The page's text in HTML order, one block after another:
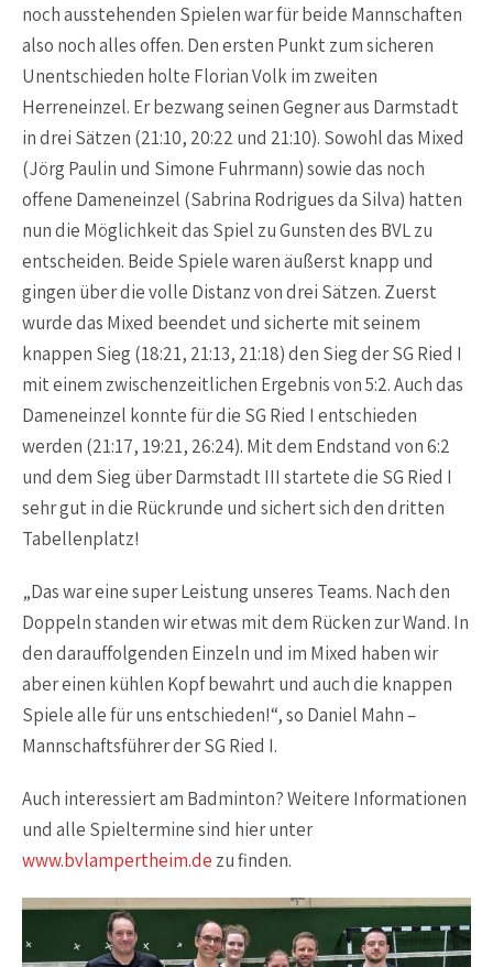
noch ausstehenden Spielen war für beide Mannschaften
also noch alles offen. Den ersten Punkt zum sicheren
Unentschieden holte Florian Volk im zweiten
Herreneinzel. Er bezwang seinen Gegner aus Darmstadt
in drei Sätzen (21:10, 20:22 und 21:10). Sowohl das Mixed
(Jörg Paulin und Simone Fuhrmann) sowie das noch
offene Dameneinzel (Sabrina Rodrigues da Silva) hatten
nun die Möglichkeit das Spiel zu Gunsten des BVL zu
entscheiden. Beide Spiele waren äußerst knapp und
gingen über die volle Distanz von drei Sätzen. Zuerst
wurde das Mixed beendet und sicherte mit seinem
knappen Sieg (18:21, 21:13, 21:18) den Sieg der SG Ried I
mit einem zwischenzeitlichen Ergebnis von 5:2. Auch das
Dameneinzel konnte für die SG Ried I entschieden
werden (21:17, 19:21, 26:24). Mit dem Endstand von 6:2
und dem Sieg über Darmstadt III startete die SG Ried I
sehr gut in die Rückrunde und sichert sich den dritten
Tabellenplatz!
„Das war eine super Leistung unseres Teams. Nach den
Doppeln standen wir etwas mit dem Rücken zur Wand. In
den darauffolgenden Einzeln und im Mixed haben wir
aber einen kühlen Kopf bewahrt und auch die knappen
Spiele alle für uns entschieden!“, so Daniel Mahn –
Mannschaftsführer der SG Ried I.
Auch interessiert am Badminton? Weitere Informationen
und alle Spieltermine sind hier unter
www.bvlampertheim.de zu finden.